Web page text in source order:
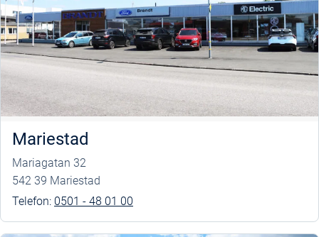
Mariestad
Mariagatan 32
542 39 Mariestad
Telefon: 0501 - 48 01 00